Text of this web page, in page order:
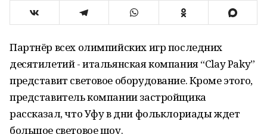
Партнёр всех олимпийских игр последних
десятилетий - итальянская компания “Clay Paky”
представит световое оборудование. Кроме этого,
представитель компании застройщика
рассказал, что Уфу в дни фольклориады ждет
большое световое шоу.